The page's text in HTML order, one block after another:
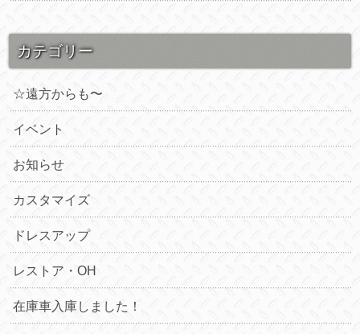
カテゴリー
☆遠方からも〜
イベント
お知らせ
カスタマイズ
ドレスアップ
レストア・OH
在庫車入庫しました！